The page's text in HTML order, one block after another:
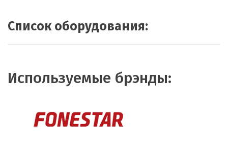
Список оборудования:
Используемые брэнды: